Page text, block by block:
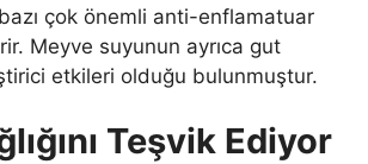
çok önemli anti-enflamatuar
Meyve suyunun ayrıca gut
etkileri olduğu bulunmuştur.
Teşvik Ediyor